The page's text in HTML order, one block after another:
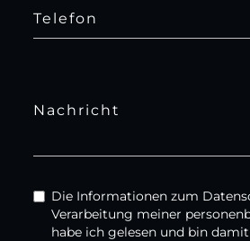
Die Informationen zum
Verarbeitung meiner
habe ich gelesen und bin